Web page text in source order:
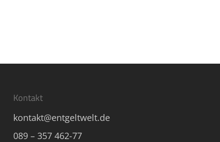
Kontakt
kontakt@entgeltwelt.de
089 – 357 462-77